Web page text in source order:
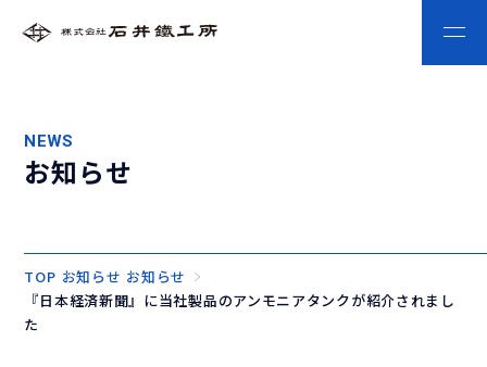
お知らせ
NEWS
TOP お知らせ お知らせ
『日本経済新聞』に当社製品のアンモニアタンクが紹介されまし
た